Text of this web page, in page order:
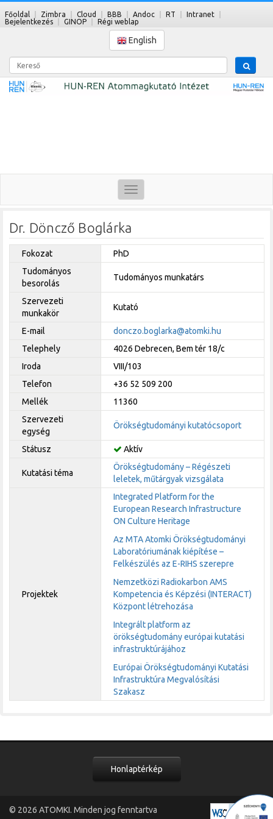
Főoldal Zimbra Cloud BBB Andoc RT
Intranet
Bejelentkezés
GINOP Régi weblap
English
Kereső
Toggle
navigation
Dr. Döncző Boglárka
Fokozat
PhD
Tudományos
besorolás
Tudományos munkatárs
Szervezeti
munkakör
Kutató
E-mail
donczo.boglarka@atomki.hu
Telephely
4026 Debrecen, Bem tér 18/c
Iroda
VIII/103
Telefon
+36 52 509 200
Mellék
11360
Szervezeti
egység
Örökségtudományi kutatócsoport
Státusz Aktív
Kutatási téma
Örökségtudomány – Régészeti
leletek, műtárgyak vizsgálata
Projektek
Integrated Platform for the
European Research Infrastructure
ON Culture Heritage
Az MTA Atomki Örökségtudományi
Laboratóriumának kiépítése –
Felkészülés az E-RIHS szerepre
Nemzetközi Radiokarbon AMS
Kompetencia és Képzési (INTERACT)
Központ létrehozása
Integrált platform az
örökségtudomány európai kutatási
infrastruktúrájához
Európai Örökségtudományi Kutatási
Infrastruktúra Megvalósítási
Szakasz
Honlaptérkép
© 2026 ATOMKI. Minden jog fenntartva